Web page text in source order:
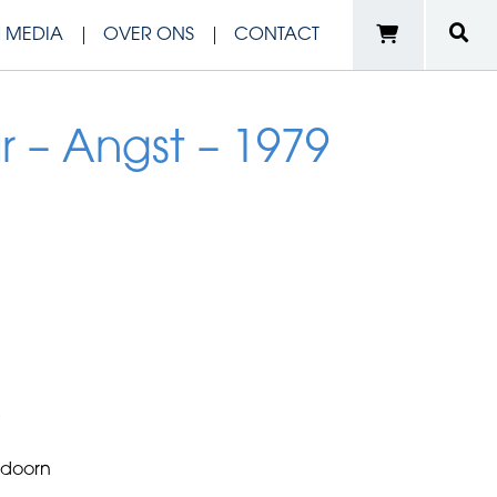
MEDIA OVER ONS CONTACT
– Angst – 1979